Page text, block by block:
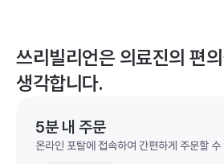
쓰리빌리언은 의료진의 편
생각합니다.
5분 내 주문
온라인 포탈에 접속하여 간편하게 주문할 수